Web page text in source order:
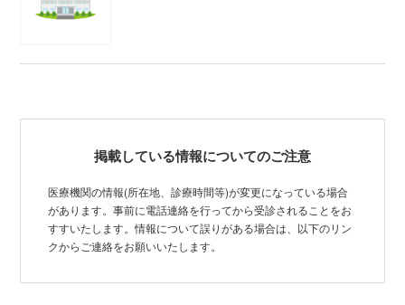
掲載している情報についてのご注意
医療機関の情報(所在地、診療時間等)が変更になっている場合
があります。事前に電話連絡を行ってから受診されることをお
すすいたします。情報について誤りがある場合は、以下のリン
クからご連絡をお願いいたします。